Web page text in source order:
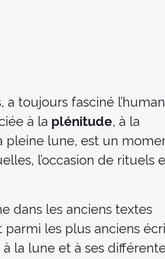
toujours fasciné
à la plénitude, à la
pleine lune, est un
l’occasion de rituels
dans les anciens textes
parmi les plus anciens
la lune et à ses